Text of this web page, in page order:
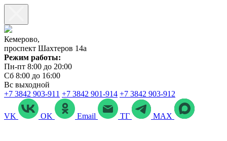
Кемерово,
проспект Шахтеров 14а
Режим работы:
Пн-пт 8:00 до 20:00
Сб 8:00 до 16:00
Вс выходной
+7 3842 903‑911 +7 3842 901‑914 +7 3842 903-912
VK OK Email ТГ MAX